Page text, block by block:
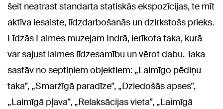
šeit neatrast standarta statiskās ekspozīcijas, te mīt
aktīva iesaiste, līdzdarbošanās un dzirkstošs prieks.
Līdzās Laimes muzejam Indrā, ierīkota taka, kurā
var sajust laimes līdzesamību un vērot dabu. Taka
sastāv no septiņiem objektiem: „Laimīgo pēdiņu
taka”, „Smaržīgā paradīze”, „Dziedošās apses”,
„Laimīgā pļava”, „Relaksācijas vieta”, „Laimīgā